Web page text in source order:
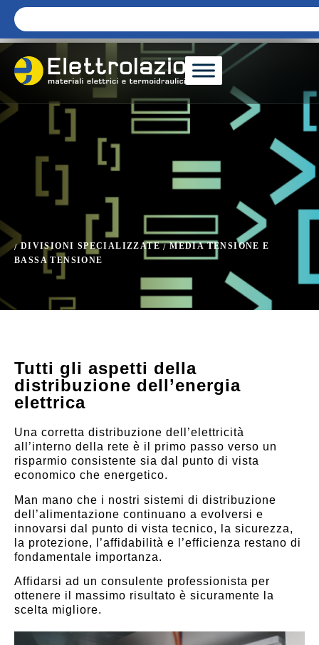
/ DIVISIONI SPECIALIZZATE / MEDIA TENSIONE E
BASSA TENSIONE
Tutti gli aspetti della
distribuzione dell’energia
elettrica
Una corretta distribuzione dell’elettricità
all’interno della rete è il primo passo verso un
risparmio consistente sia dal punto di vista
economico che energetico.
Man mano che i nostri sistemi di distribuzione
dell’alimentazione continuano a evolversi e
innovarsi dal punto di vista tecnico, la sicurezza,
la protezione, l’affidabilità e l’efficienza restano di
fondamentale importanza.
Affidarsi ad un consulente professionista per
ottenere il massimo risultato è sicuramente la
scelta migliore.